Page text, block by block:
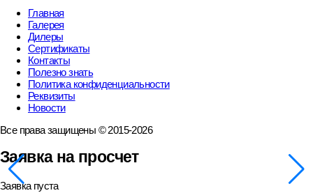
Главная
Галерея
Дилеры
Сертификаты
Контакты
Полезно знать
Политика конфиденциальности
Реквизиты
Новости
Все права защищены © 2015-2026
Заявка на просчет
Заявка пуста